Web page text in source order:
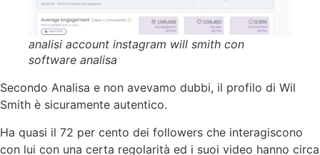
analisi account instagram will smith con
software analisa
Secondo Analisa e non avevamo dubbi, il profilo di Wil
Smith è sicuramente autentico.
Ha quasi il 72 per cento dei followers che interagiscono
con lui con una certa regolarità ed i suoi video hanno circa